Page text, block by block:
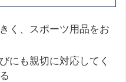
く、スポーツ用品をお
にも親切に対応してく